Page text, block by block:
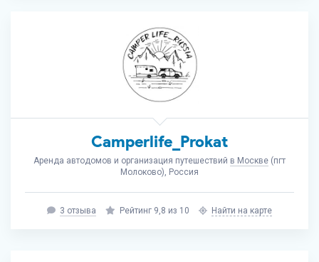
Camperlife_Prokat
Аренда автодомов и организация путешествий в Москве (пгт
Молоково), Россия
3 отзыва Рейтинг 9,8 из 10 Найти на карте